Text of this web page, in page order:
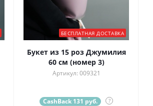
БЕСПЛАТНАЯ ДОСТАВКА
Букет из 15 роз Джумилия
60 см (номер 3)
Артикул: 009321
CashBack 131 руб. ?